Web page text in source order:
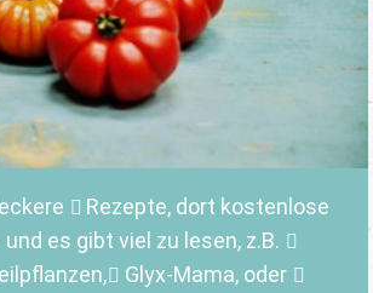
Rezepte, dort kostenlose
und es gibt viel zu lesen, z.B.
Glyx-Mama,oder